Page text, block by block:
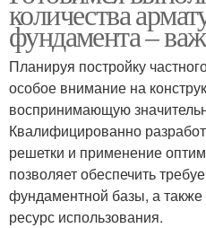
количества
фундамента –
Планируя постройку
особое внимание на
воспринимающую
Квалифицированно
решетки и применение
позволяет обеспечить
фундаментной базы, а
ресурс использования.